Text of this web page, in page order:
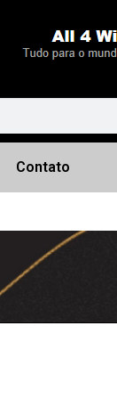
Contato